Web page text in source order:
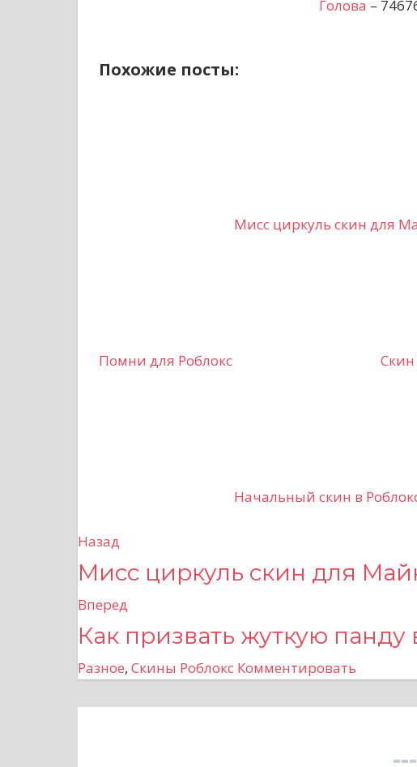
Голова –
Похожие посты:
Мисс циркуль скин для
Помни для Роблокс Скин
Начальный скин в
Н
а
в
и
г
Назад
Мисс циркуль скин для
Вперед
Как призвать жуткую панду
Разное, Скины Роблокс Комментировать